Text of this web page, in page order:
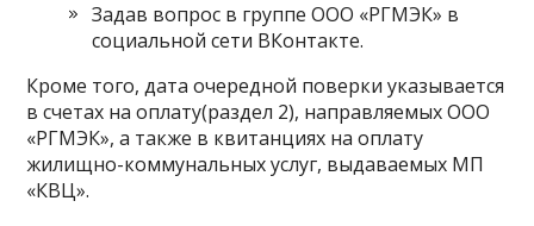
Задав вопрос в группе ООО «РГМЭК» в
социальной сети ВКонтакте.
Кроме того, дата очередной поверки указывается
в счетах на оплату(раздел 2), направляемых ООО
«РГМЭК», а также в квитанциях на оплату
жилищно-коммунальных услуг, выдаваемых МП
«КВЦ».